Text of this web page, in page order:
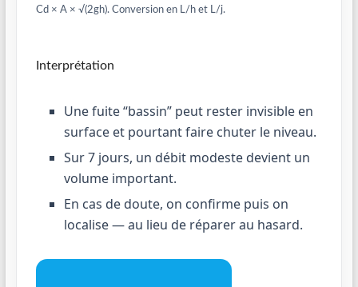
Cd × A × √(2gh). Conversion en L/h et L/j.
Interprétation
Une fuite “bassin” peut rester invisible en
surface et pourtant faire chuter le niveau.
Sur 7 jours, un débit modeste devient un
volume important.
En cas de doute, on confirme puis on
localise — au lieu de réparer au hasard.